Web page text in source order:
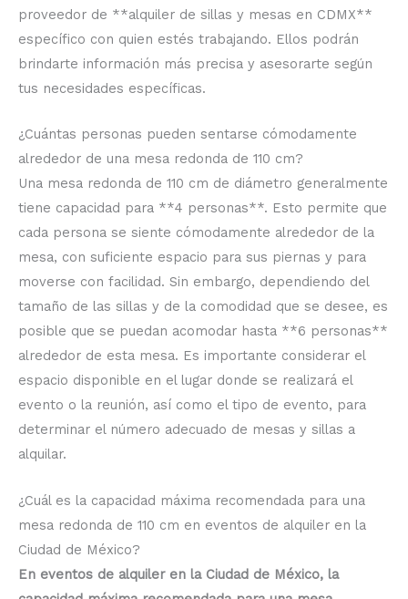
proveedor de **alquiler de sillas y mesas en CDMX**
específico con quien estés trabajando. Ellos podrán
brindarte información más precisa y asesorarte según
tus necesidades específicas.
¿Cuántas personas pueden sentarse cómodamente
alrededor de una mesa redonda de 110 cm?
Una mesa redonda de 110 cm de diámetro generalmente
tiene capacidad para **4 personas**. Esto permite que
cada persona se siente cómodamente alrededor de la
mesa, con suficiente espacio para sus piernas y para
moverse con facilidad. Sin embargo, dependiendo del
tamaño de las sillas y de la comodidad que se desee, es
posible que se puedan acomodar hasta **6 personas**
alrededor de esta mesa. Es importante considerar el
espacio disponible en el lugar donde se realizará el
evento o la reunión, así como el tipo de evento, para
determinar el número adecuado de mesas y sillas a
alquilar.
¿Cuál es la capacidad máxima recomendada para una
mesa redonda de 110 cm en eventos de alquiler en la
Ciudad de México?
En eventos de alquiler en la Ciudad de México, la